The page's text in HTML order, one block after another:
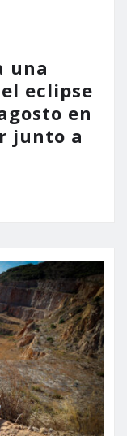
una
eclipse
en
junto a